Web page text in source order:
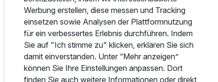
Die optimale Lage des Hotels in direkter Nachbarschaft
zum Faakersee und der Gerlitzen-Bergelandschaft bietet
den idealen Ausgangspunkt für Kulturtrips, Cityreisen und
Outdoor-Aktivitäten wie Shopping, Sport und Unterhaltung.
Ein Fitnessbereich steht den Gästen zur Verfügung, und mit
Werbung erstellen, diese messen und Tracking
einsetzen sowie Analysen der Plattformnutzung
für ein verbessertes Erlebnis durchführen. Indem
Sie auf "Ich stimme zu" klicken, erklären Sie sich
damit einverstanden. Unter “Mehr anzeigen”
können Sie Ihre Einstellungen anpassen. Dort
finden Sie auch weitere Informationen oder direkt